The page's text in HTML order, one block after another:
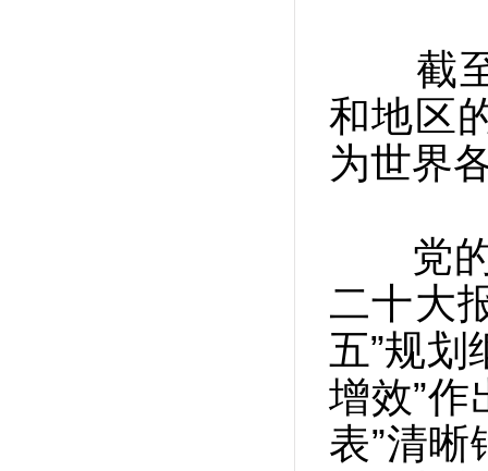
截至
和地区
为世界
党的
二十大
五”规划
增效”
表”清